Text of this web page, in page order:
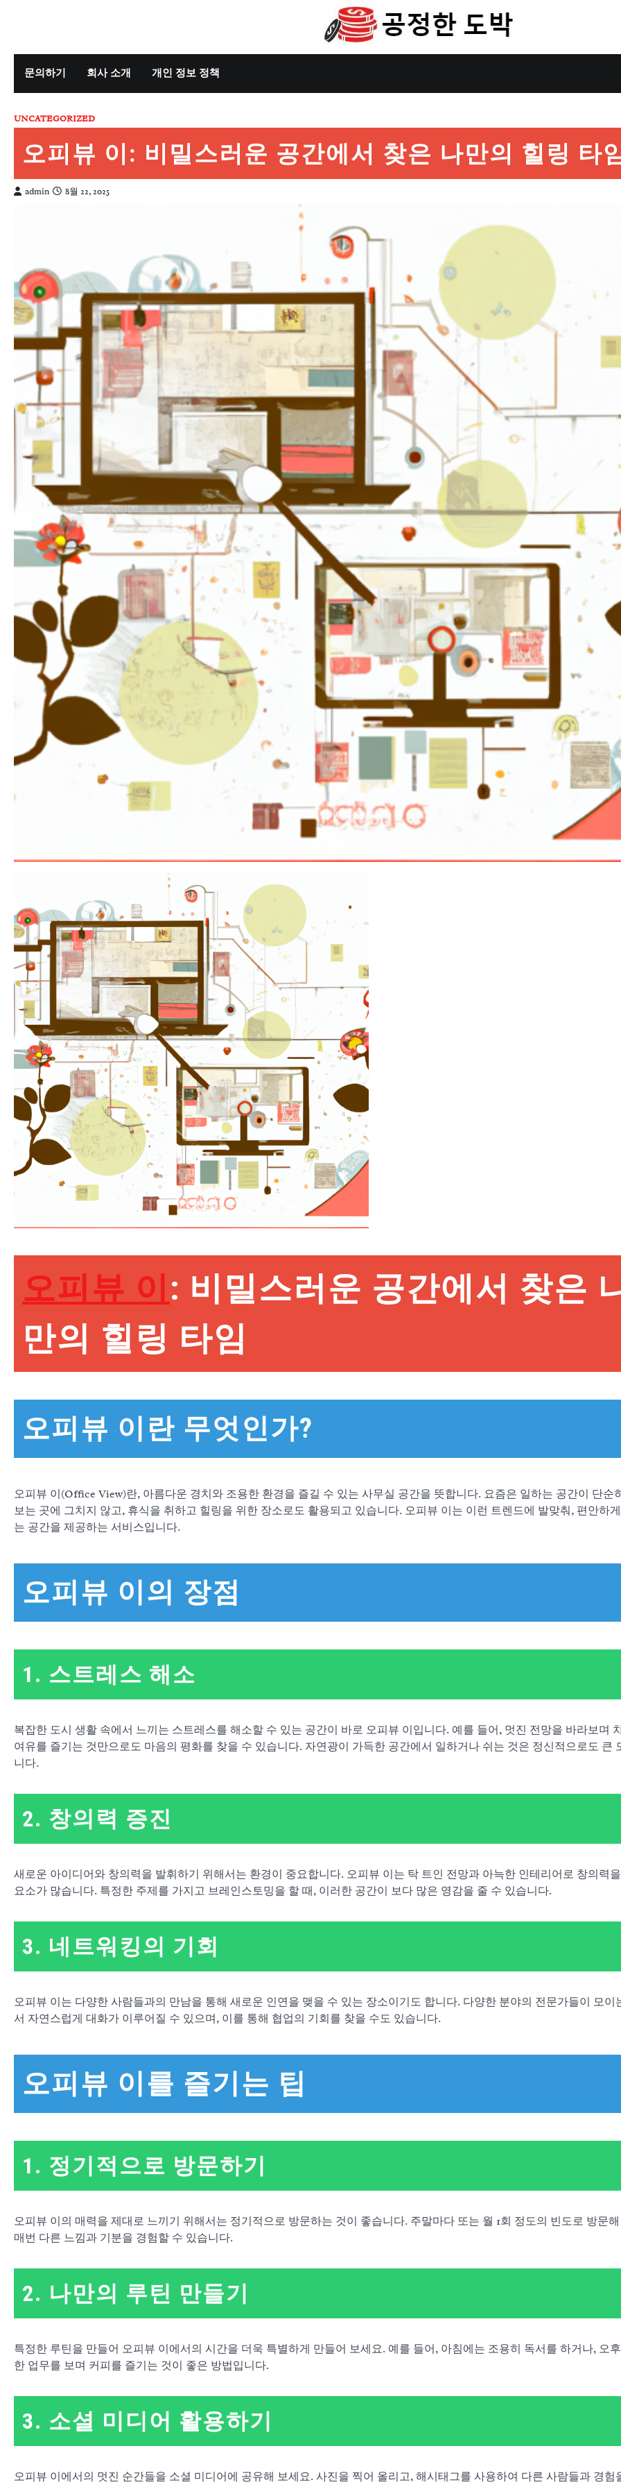
문의하기 회사 소개 개인 정보 정책
UNCATEGORIZED
오피뷰 이: 비밀스러운 공간에서 찾은 나만의 힐링 타
admin 8월 22, 2025
오피뷰 이 : 비밀스러운 공간에서 찾은
만의 힐링 타임
오피뷰 이란 무엇인가?
오피뷰 이(Office View)란, 아름다운 경치와 조용한 환경을 즐길 수 있는 사무실 공간을 뜻합니다. 요즘은 일하는 공간이 단순
보는 곳에 그치지 않고, 휴식을 취하고 힐링을 위한 장소로도 활용되고 있습니다. 오피뷰 이는 이런 트렌드에 발맞춰, 편안하
는 공간을 제공하는 서비스입니다.
오피뷰 이의 장점
1. 스트레스 해소
복잡한 도시 생활 속에서 느끼는 스트레스를 해소할 수 있는 공간이 바로 오피뷰 이입니다. 예를 들어, 멋진 전망을 바라보며
여유를 즐기는 것만으로도 마음의 평화를 찾을 수 있습니다. 자연광이 가득한 공간에서 일하거나 쉬는 것은 정신적으로도 큰
니다.
2. 창의력 증진
새로운 아이디어와 창의력을 발휘하기 위해서는 환경이 중요합니다. 오피뷰 이는 탁 트인 전망과 아늑한 인테리어로 창의력
요소가 많습니다. 특정한 주제를 가지고 브레인스토밍을 할 때, 이러한 공간이 보다 많은 영감을 줄 수 있습니다.
3. 네트워킹의 기회
오피뷰 이는 다양한 사람들과의 만남을 통해 새로운 인연을 맺을 수 있는 장소이기도 합니다. 다양한 분야의 전문가들이 모이
서 자연스럽게 대화가 이루어질 수 있으며, 이를 통해 협업의 기회를 찾을 수도 있습니다.
오피뷰 이를 즐기는 팁
1. 정기적으로 방문하기
오피뷰 이의 매력을 제대로 느끼기 위해서는 정기적으로 방문하는 것이 좋습니다. 주말마다 또는 월 1회 정도의 빈도로 방문
매번 다른 느낌과 기분을 경험할 수 있습니다.
2. 나만의 루틴 만들기
특정한 루틴을 만들어 오피뷰 이에서의 시간을 더욱 특별하게 만들어 보세요. 예를 들어, 아침에는 조용히 독서를 하거나, 오
한 업무를 보며 커피를 즐기는 것이 좋은 방법입니다.
3. 소셜 미디어 활용하기
오피뷰 이에서의 멋진 순간들을 소셜 미디어에 공유해 보세요. 사진을 찍어 올리고, 해시태그를 사용하여 다른 사람들과 경험